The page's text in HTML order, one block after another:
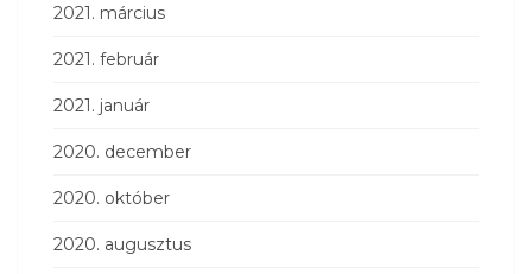
2021. március
2021. február
2021. január
2020. december
2020. október
2020. augusztus